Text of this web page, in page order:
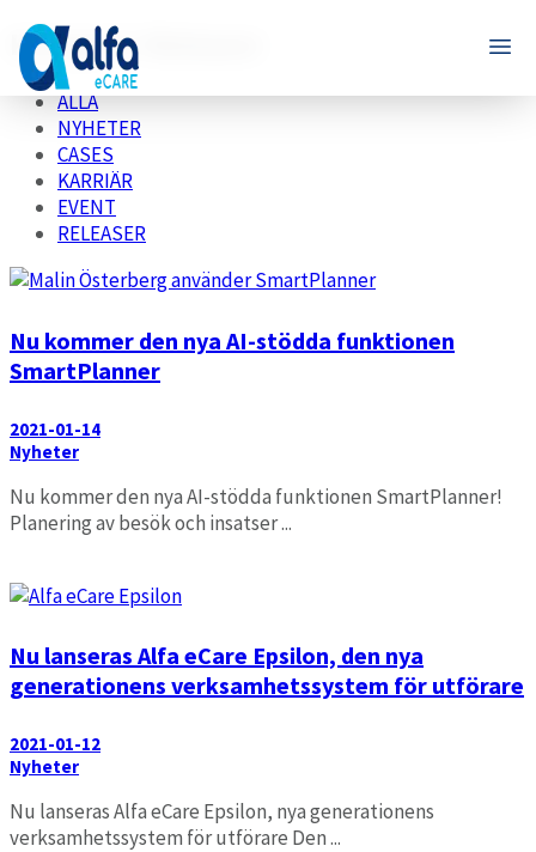
Kategori: Releaser
ALLA
NYHETER
CASES
KARRIÄR
EVENT
RELEASER
Nu kommer den nya AI-stödda funktionen
SmartPlanner
2021-01-14
Nyheter
Nu kommer den nya AI-stödda funktionen SmartPlanner!
Planering av besök och insatser ...
Nu lanseras Alfa eCare Epsilon, den nya
generationens verksamhetssystem för utförare
2021-01-12
Nyheter
Nu lanseras Alfa eCare Epsilon, nya generationens
verksamhetssystem för utförare Den ...